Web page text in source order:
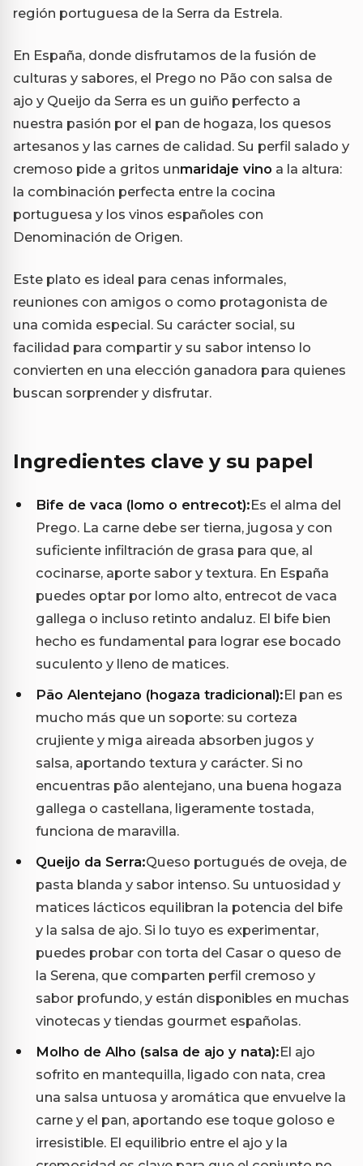
región portuguesa de la Serra da Estrela.
En España, donde disfrutamos de la fusión de
culturas y sabores, el Prego no Pão con salsa de
ajo y Queijo da Serra es un guiño perfecto a
nuestra pasión por el pan de hogaza, los quesos
artesanos y las carnes de calidad. Su perfil salado y
cremoso pide a gritos unmaridaje vino a la altura:
la combinación perfecta entre la cocina
portuguesa y los vinos españoles con
Denominación de Origen.
Este plato es ideal para cenas informales,
reuniones con amigos o como protagonista de
una comida especial. Su carácter social, su
facilidad para compartir y su sabor intenso lo
convierten en una elección ganadora para quienes
buscan sorprender y disfrutar.
Ingredientes clave y su papel
Bife de vaca (lomo o entrecot):Es el alma del
Prego. La carne debe ser tierna, jugosa y con
suficiente infiltración de grasa para que, al
cocinarse, aporte sabor y textura. En España
puedes optar por lomo alto, entrecot de vaca
gallega o incluso retinto andaluz. El bife bien
hecho es fundamental para lograr ese bocado
suculento y lleno de matices.
Pão Alentejano (hogaza tradicional):El pan es
mucho más que un soporte: su corteza
crujiente y miga aireada absorben jugos y
salsa, aportando textura y carácter. Si no
encuentras pão alentejano, una buena hogaza
gallega o castellana, ligeramente tostada,
funciona de maravilla.
Queijo da Serra:Queso portugués de oveja, de
pasta blanda y sabor intenso. Su untuosidad y
matices lácticos equilibran la potencia del bife
y la salsa de ajo. Si lo tuyo es experimentar,
puedes probar con torta del Casar o queso de
la Serena, que comparten perfil cremoso y
sabor profundo, y están disponibles en muchas
vinotecas y tiendas gourmet españolas.
Molho de Alho (salsa de ajo y nata):El ajo
sofrito en mantequilla, ligado con nata, crea
una salsa untuosa y aromática que envuelve la
carne y el pan, aportando ese toque goloso e
irresistible. El equilibrio entre el ajo y la